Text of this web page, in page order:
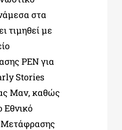
στα
τιμηθεί με
PEN για
Stories
Μαν, καθώς
Εθνικό
Μετάφρασης